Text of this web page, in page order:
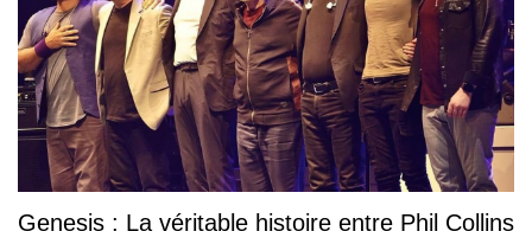
Genesis : La véritable histoire entre Phil Collins